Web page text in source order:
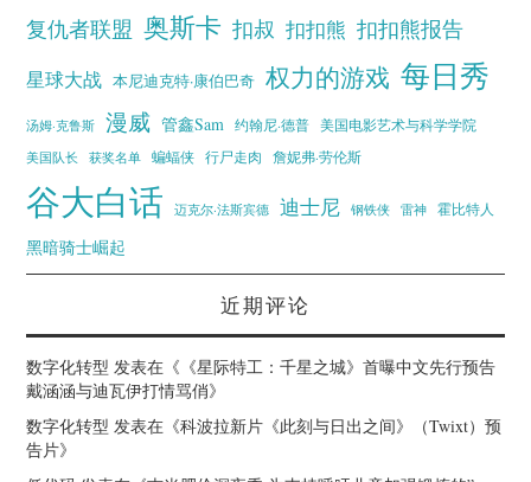
复仇者联盟 奥斯卡 扣叔 扣扣熊 扣扣熊报告
星球大战 本尼迪克特·康伯巴奇 权力的游戏 每日秀
汤姆·克鲁斯 漫威 管鑫Sam 约翰尼·德普
美国电影艺术与科学学院
美国队长
获奖名单 蝙蝠侠 行尸走肉 詹妮弗·劳伦斯
谷大白话 迈克尔·法斯宾德 迪士尼 钢铁侠 雷神 霍比特人
黑暗骑士崛起
近期评论
数字化转型 发表在《 《星际特工：千星之城》首曝中文先行预告
戴涵涵与迪瓦伊打情骂俏》
数字化转型 发表在《科波拉新片《此刻与日出之间》（Twixt）预
告片》